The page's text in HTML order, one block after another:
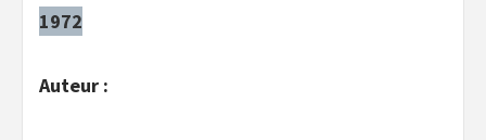
1972
Auteur :